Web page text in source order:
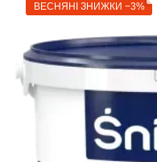
ВЕСНЯНІ ЗНИЖКИ −3%